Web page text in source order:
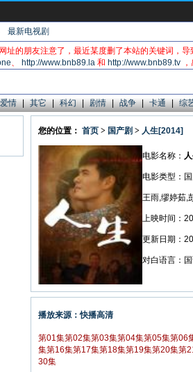
最新电视剧
址的朋友注意了，最近某度删了本站的关键词，
、 http://www.bnb89.la 和 http://www.bnb89.tv
爱情 | 其它 | 科幻 | 剧情 | 战争 | 卡通 | 综
您的位置： 首页 > 国产剧 > 人生[2014]
电影名称：
电影类型：
王雨,缪婷茹,
上映时间：
更新日期：
对白语言：
播放来源：快播高清
第01集第02集第03集第04集第05集第06
集第16集第17集第18集第19集第20集第
30集